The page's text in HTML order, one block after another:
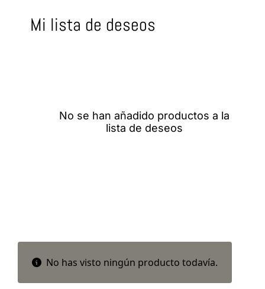
Mi lista de deseos
No se han añadido productos a la
lista de deseos
No has visto ningún producto todavía.